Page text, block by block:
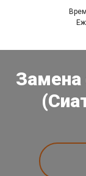
Замена